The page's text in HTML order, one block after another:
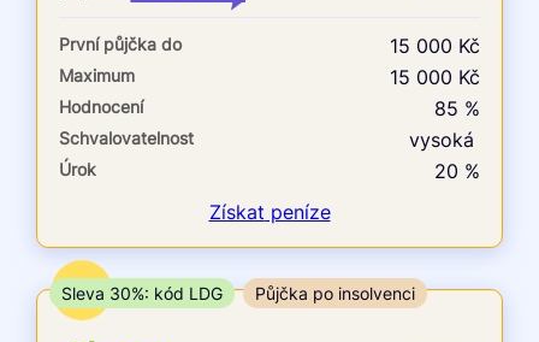
ano
ne
Po insolvenci
ano
V hotovosti
ano
ne
První půjčka do 15 000 Kč
Maximum 15 000 Kč
Hodnocení 85 %
Schvalovatelnost vysoká
Úrok
20 %
Získat peníze
TOP
Sleva 30%: kód LDG Půjčka po insolvenci